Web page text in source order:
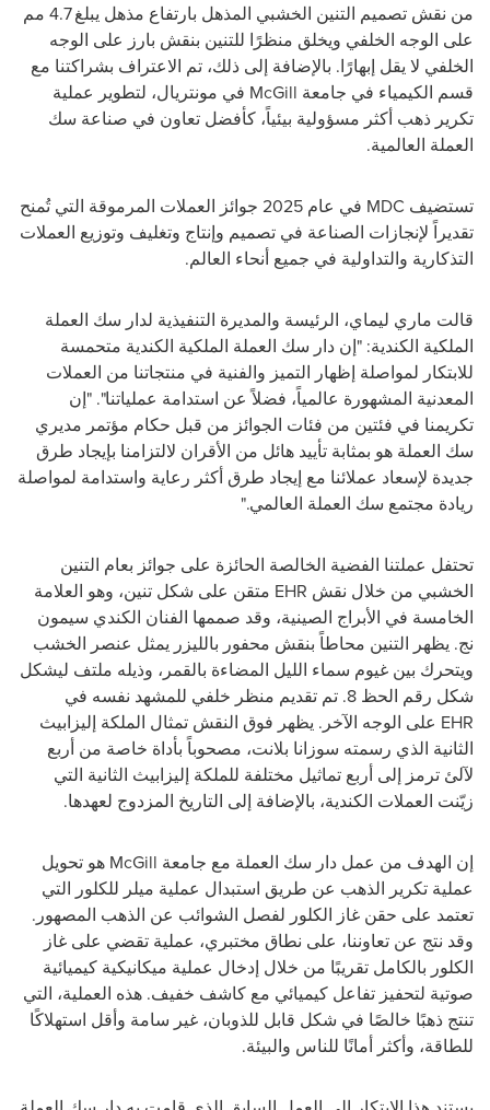
من نقش تصميم التنين الخشبي المذهل بارتفاع مذهل يبلغ 4.7 مم
على الوجه الخلفي ويخلق منظرًا للتنين بنقش بارز على الوجه
الخلفي لا يقل إبهارًا. بالإضافة إلى ذلك، تم الاعتراف بشراكتنا مع
قسم الكيمياء في جامعة McGill في مونتريال، لتطوير عملية
تكرير ذهب أكثر مسؤولية بيئياً، كأفضل تعاون في صناعة سك
العملة العالمية.
تستضيف MDC
في عام 2025 جوائز العملات المرموقة التي تُمنح
تقديراً لإنجازات الصناعة في تصميم وإنتاج وتغليف وتوزيع العملات
التذكارية والتداولية في جميع أنحاء العالم.
قالت ماري ليماي، الرئيسة والمديرة التنفيذية لدار سك العملة
الملكية الكندية: "إن دار سك العملة الملكية الكندية متحمسة
للابتكار لمواصلة إظهار التميز والفنية في منتجاتنا من العملات
المعدنية المشهورة عالمياً، فضلاً عن استدامة عملياتنا". "إن
تكريمنا في فئتين من فئات الجوائز من قبل حكام مؤتمر مديري
سك العملة هو بمثابة تأييد هائل من الأقران لالتزامنا بإيجاد طرق
جديدة لإسعاد عملائنا مع إيجاد طرق أكثر رعاية واستدامة لمواصلة
ريادة مجتمع سك العملة العالمي."
تحتفل عملتنا الفضية الخالصة الحائزة على جوائز بعام التنين
الخشبي من خلال نقش EHR متقن على شكل تنين، وهو العلامة
الخامسة في الأبراج الصينية، وقد صممها الفنان الكندي سيمون
نج. يظهر التنين محاطاً بنقش محفور بالليزر يمثل عنصر الخشب
ويتحرك بين غيوم سماء الليل المضاءة بالقمر، وذيله ملتف ليشكل
شكل رقم الحظ 8. تم تقديم منظر خلفي للمشهد نفسه في
EHR على الوجه الآخر. يظهر فوق النقش تمثال الملكة إليزابيث
الثانية الذي رسمته سوزانا بلانت، مصحوباً بأداة خاصة من أربع
لآلئ ترمز إلى أربع تماثيل مختلفة للملكة إليزابيث الثانية التي
زيّنت العملات الكندية، بالإضافة إلى التاريخ المزدوج لعهدها.
إن الهدف من عمل دار سك العملة مع جامعة McGill هو تحويل
عملية تكرير الذهب عن طريق استبدال عملية ميلر للكلور التي
تعتمد على حقن غاز الكلور لفصل الشوائب عن الذهب المصهور.
وقد نتج عن تعاوننا، على نطاق مختبري، عملية تقضي على غاز
الكلور بالكامل تقريبًا من خلال إدخال عملية ميكانيكية كيميائية
صوتية لتحفيز تفاعل كيميائي مع كاشف خفيف. هذه العملية، التي
تنتج ذهبًا خالصًا في شكل قابل للذوبان، غير سامة وأقل استهلاكًا
للطاقة، وأكثر أمانًا للناس والبيئة.